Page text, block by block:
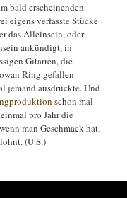
bald erscheinenden
eigens verfasste Stücke
das Alleinsein, oder
ankündigt, in
Gitarren, die
Ring gefallen
jemand ausdrückte. Und
schon mal
pro Jahr die
man Geschmack hat,
(U.S.)